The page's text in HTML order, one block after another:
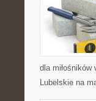
dla
Lubelskie na